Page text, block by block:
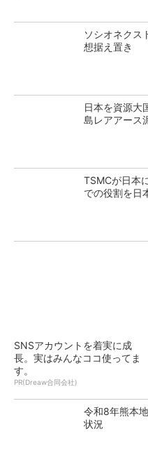
ソシオネクス
想据え置き
日本を資源
島レアアース
TSMCが日本
での役割を日
SNSアカウントを着実に成
長。実はみんなココ使ってま
す。
PR(Dreaw合同会社)
令和8年熊本
状況